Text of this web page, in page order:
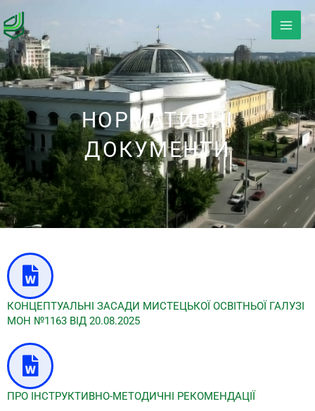
к
содержимому
НОРМАТИВНІ
ДОКУМЕНТИ
КОНЦЕПТУАЛЬНІ ЗАСАДИ МИСТЕЦЬКОЇ ОСВІТНЬОЇ ГАЛУЗІ
МОН №1163 ВІД 20.08.2025
ПРО ІНСТРУКТИВНО-МЕТОДИЧНІ РЕКОМЕНДАЦІЇ